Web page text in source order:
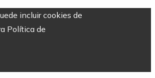
incluir cookies de
Política de